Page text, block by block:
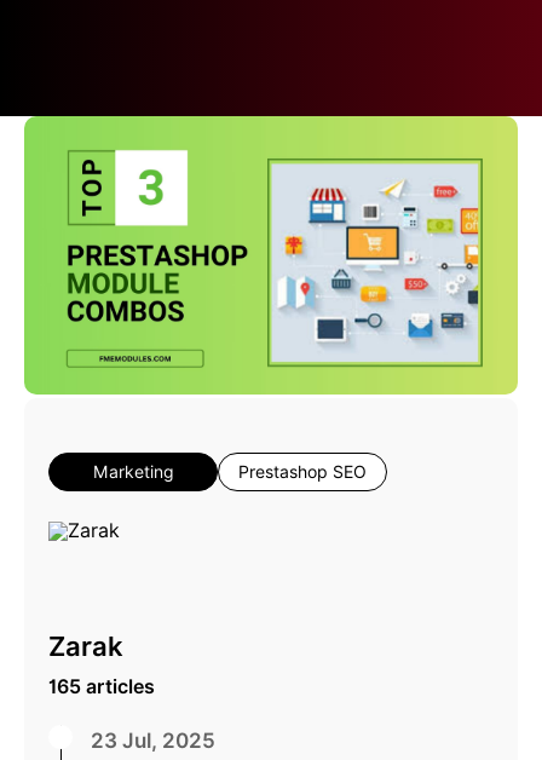
Marketing Prestashop SEO
Zarak
165 articles
23 Jul, 2025